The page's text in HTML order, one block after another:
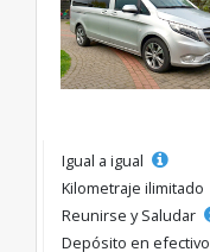
Igual a igual
Kilometraje ilimitado
Reunirse y Saludar
Depósito en efectivo